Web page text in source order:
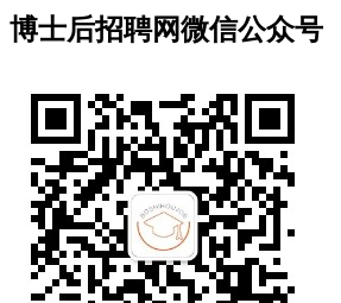
博士后招聘网微信公众号